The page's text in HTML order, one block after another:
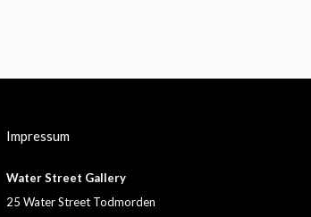
Impressum
Water Street Gallery
25 Water Street Todmorden